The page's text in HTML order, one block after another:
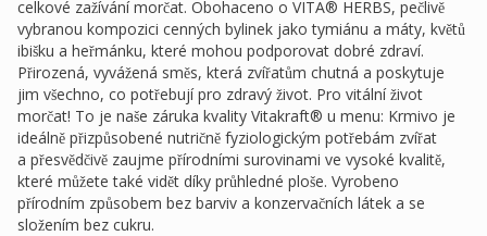
celkové zažívání morčat. Obohaceno o VITA® HERBS, pečlivě
vybranou kompozici cenných bylinek jako tymiánu a máty, květů
ibišku a heřmánku, které mohou podporovat dobré zdraví.
Přirozená, vyvážená směs, která zvířatům chutná a poskytuje
jim všechno, co potřebují pro zdravý život. Pro vitální život
morčat! To je naše záruka kvality Vitakraft® u menu: Krmivo je
ideálně přizpůsobené nutričně fyziologickým potřebám zvířat
a přesvědčivě zaujme přírodními surovinami ve vysoké kvalitě,
které můžete také vidět díky průhledné ploše. Vyrobeno
přírodním způsobem bez barviv a konzervačních látek a se
složením bez cukru.